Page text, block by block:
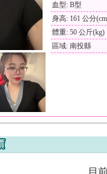
血型: B型
身高: 161 公分
體重: 50 公斤(kg)
區域: 南投縣